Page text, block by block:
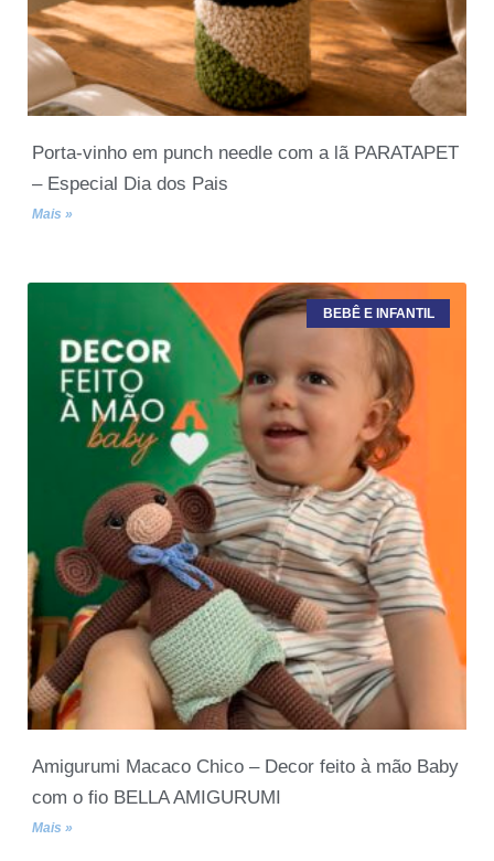
Porta-vinho em punch needle com a lã PARATAPET
– Especial Dia dos Pais
Mais »
BEBÊ E INFANTIL
Amigurumi Macaco Chico – Decor feito à mão Baby
com o fio BELLA AMIGURUMI
Mais »